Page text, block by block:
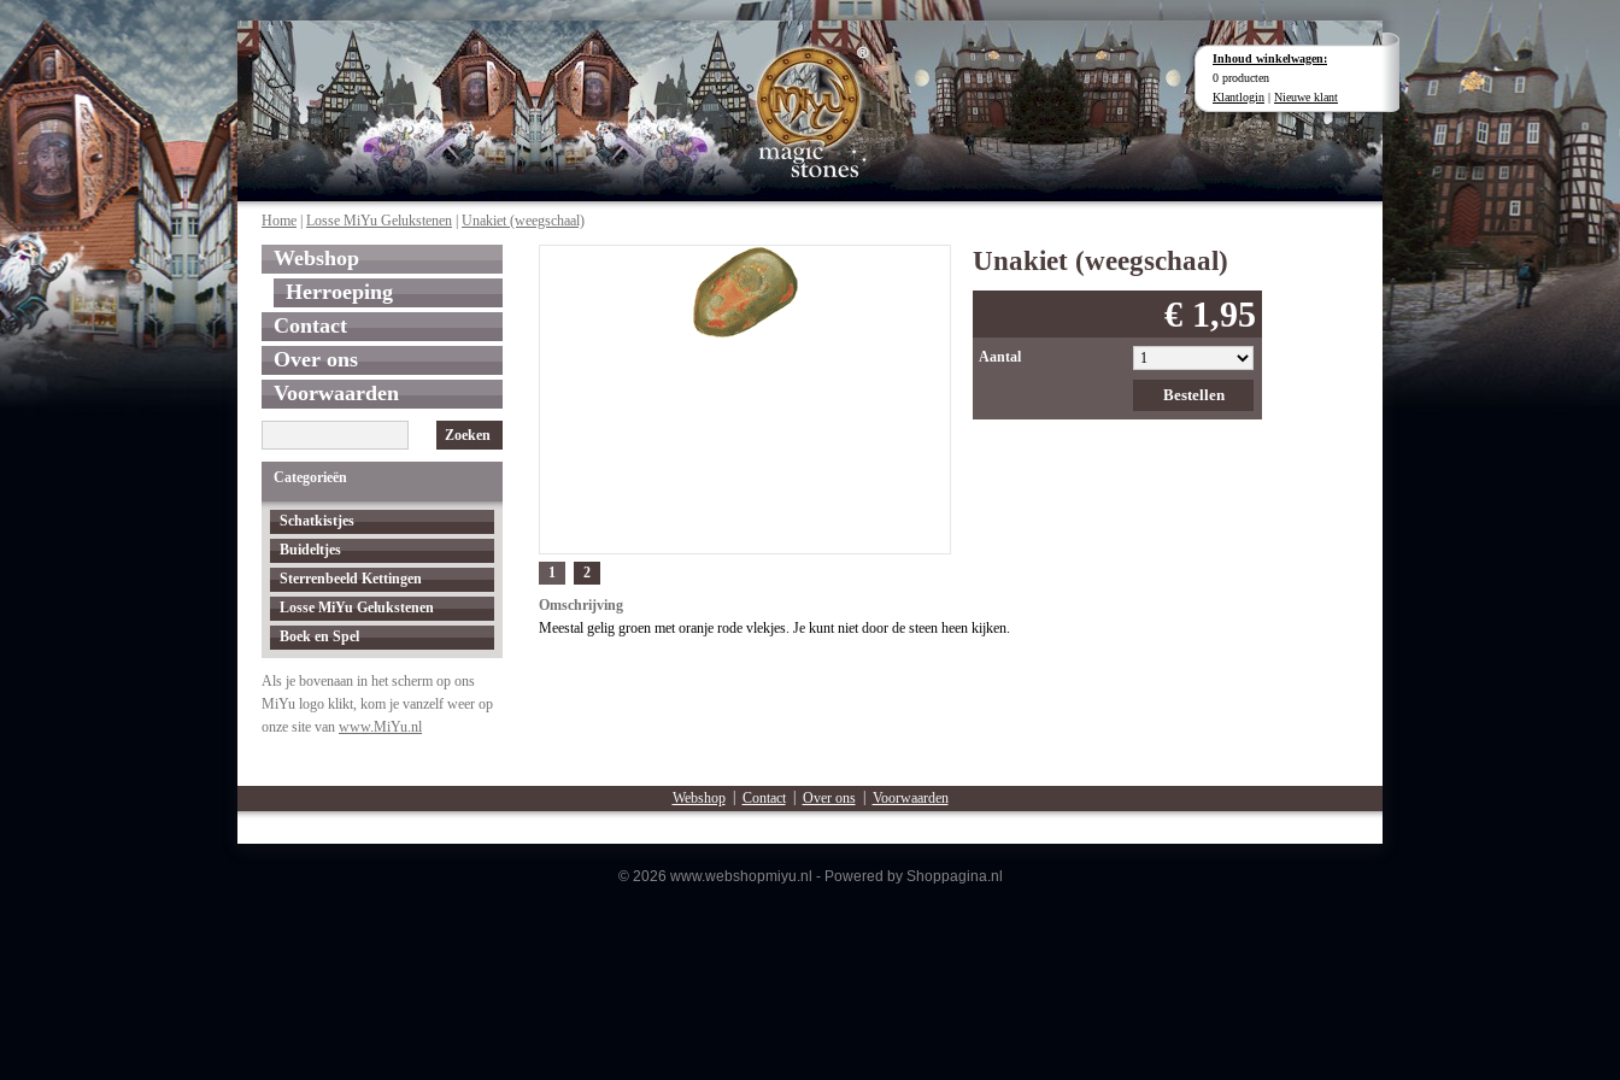
Inhoud winkelwagen:
0 producten
Klantlogin | Nieuwe klant
Home Losse MiYu Gelukstenen Unakiet (weegschaal)
Webshop
Herroeping
Contact
Over ons
Voorwaarden
Zoeken
Categorieën
Schatkistjes
Buideltjes
Sterrenbeeld Kettingen
Losse MiYu Gelukstenen
Boek en Spel
Als je bovenaan in het scherm op ons
MiYu logo klikt, kom je vanzelf weer op
onze site van www.MiYu.nl
1 2
Unakiet (weegschaal)
€ 1,95
Aantal
Bestellen
Omschrijving
Meestal gelig groen met oranje rode vlekjes. Je kunt niet door de steen heen kijken.
Webshop| Contact| Over ons| Voorwaarden
© 2026 www.webshopmiyu.nl - Powered by Shoppagina.nl